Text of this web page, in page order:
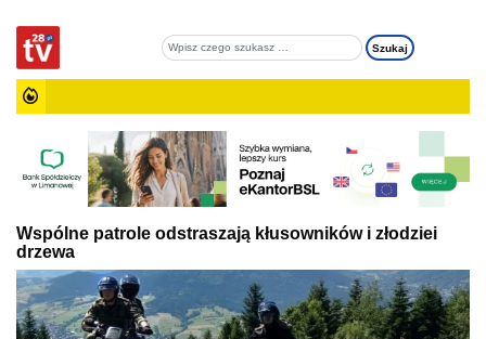
Wspólne patrole odstraszają kłusowników i złodziei
drzewa